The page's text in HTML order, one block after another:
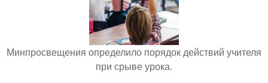
Минпросвещения определило порядок действий учителя
при срыве урока.